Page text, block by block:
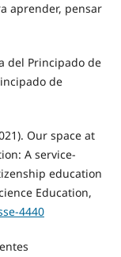
aprender, pensar
del Principado de
de
Our space at
A service-
education
Education,
4440